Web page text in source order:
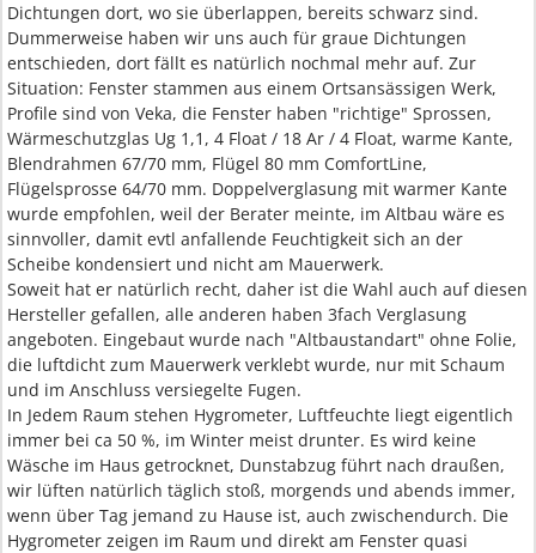
Dichtungen dort, wo sie überlappen, bereits schwarz sind.
Dummerweise haben wir uns auch für graue Dichtungen
entschieden, dort fällt es natürlich nochmal mehr auf. Zur
Situation: Fenster stammen aus einem Ortsansässigen Werk,
Profile sind von Veka, die Fenster haben "richtige" Sprossen,
Wärmeschutzglas Ug 1,1, 4 Float / 18 Ar / 4 Float, warme Kante,
Blendrahmen 67/70 mm, Flügel 80 mm ComfortLine,
Flügelsprosse 64/70 mm. Doppelverglasung mit warmer Kante
wurde empfohlen, weil der Berater meinte, im Altbau wäre es
sinnvoller, damit evtl anfallende Feuchtigkeit sich an der
Scheibe kondensiert und nicht am Mauerwerk.
Soweit hat er natürlich recht, daher ist die Wahl auch auf diesen
Hersteller gefallen, alle anderen haben 3fach Verglasung
angeboten. Eingebaut wurde nach "Altbaustandart" ohne Folie,
die luftdicht zum Mauerwerk verklebt wurde, nur mit Schaum
und im Anschluss versiegelte Fugen.
In Jedem Raum stehen Hygrometer, Luftfeuchte liegt eigentlich
immer bei ca 50 %, im Winter meist drunter. Es wird keine
Wäsche im Haus getrocknet, Dunstabzug führt nach draußen,
wir lüften natürlich täglich stoß, morgends und abends immer,
wenn über Tag jemand zu Hause ist, auch zwischendurch. Die
Hygrometer zeigen im Raum und direkt am Fenster quasi